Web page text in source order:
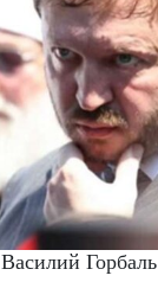
Василий Горбаль